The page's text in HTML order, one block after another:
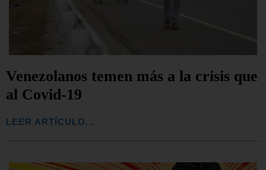
Venezolanos temen más a la crisis que
al Covid-19
LEER ARTÍCULO...